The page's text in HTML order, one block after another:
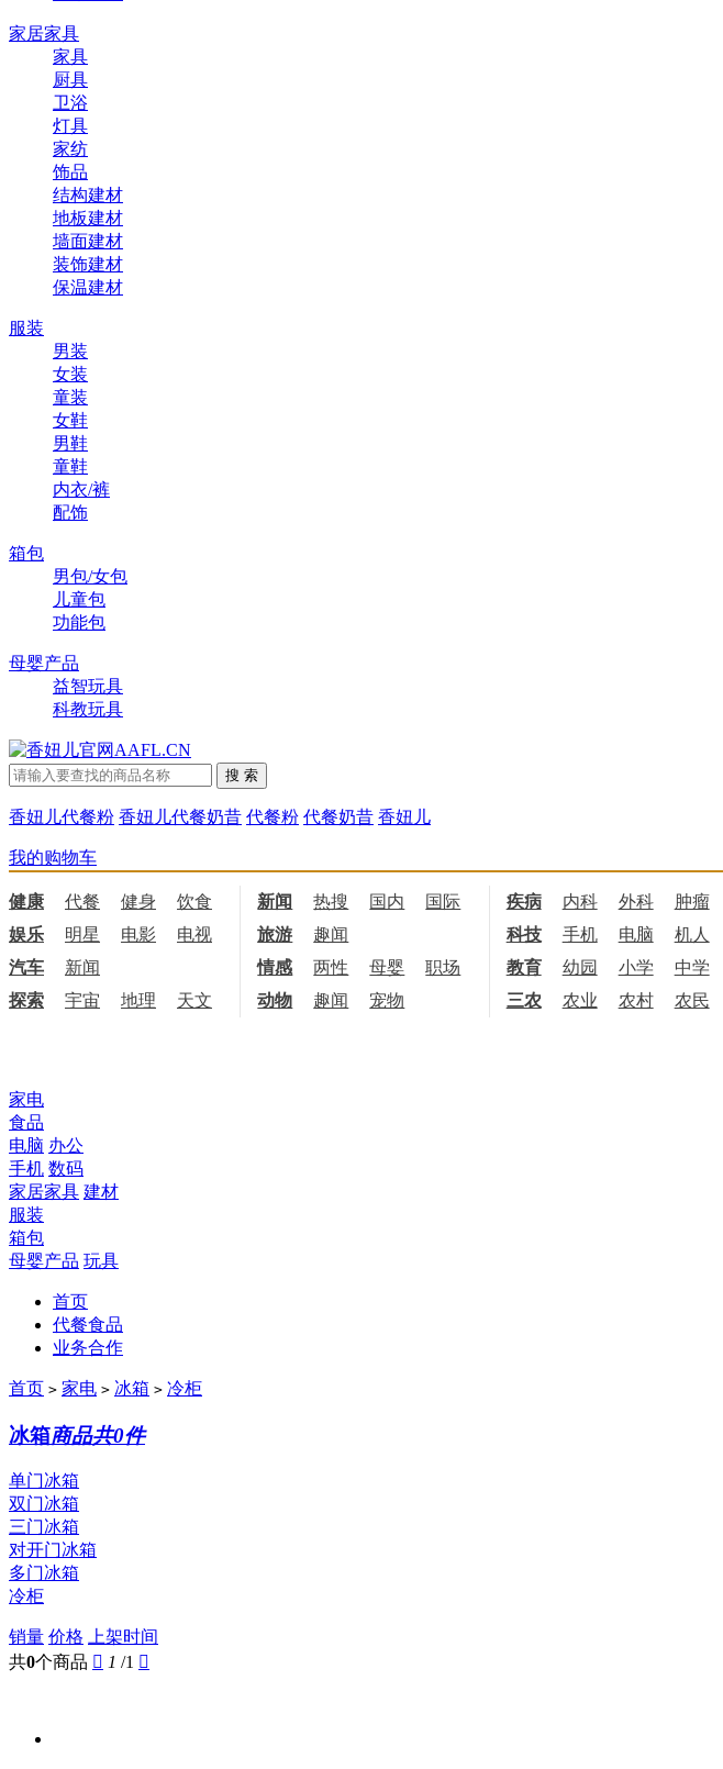
家居家具
家具
厨具
卫浴
灯具
家纺
饰品
结构建材
地板建材
墙面建材
装饰建材
保温建材
服装
男装
女装
童装
女鞋
男鞋
童鞋
内衣/裤
配饰
箱包
男包/女包
儿童包
功能包
母婴产品
益智玩具
科教玩具
香妞儿代餐粉 香妞儿代餐奶昔 代餐粉 代餐奶昔 香妞儿
我的购物车
健康 代餐 健身 饮食 新闻 热搜 国内 国际 疾病 内科 外科 肿瘤
娱乐
明星 电影 电视 旅游 趣闻 科技 手机 电脑 机人
汽车
新闻 情感 两性 母婴 职场 教育 幼园 小学 中学
探索
宇宙 地理 天文 动物 趣闻 宠物 三农 农业 农村 农民
家电
食品
电脑 办公
手机 数码
家居家具 建材
服装
箱包
母婴产品 玩具
首页
代餐食品
业务合作
首页 > 家电 > 冰箱 > 冷柜
冰箱商品共0件
单门冰箱
双门冰箱
三门冰箱
对开门冰箱
多门冰箱
冷柜
销量 价格 上架时间
共0个商品  1 /1 